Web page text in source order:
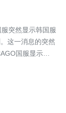
这一消息的突然
家猜测可能是为